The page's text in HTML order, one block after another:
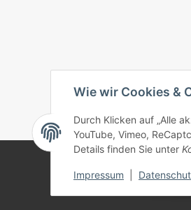
© 2025 bonremo.de. Alle
Wie wir Cookies &
Durch Klicken auf „Alle
YouTube, Vimeo,
Details finden Sie unter
Impressum